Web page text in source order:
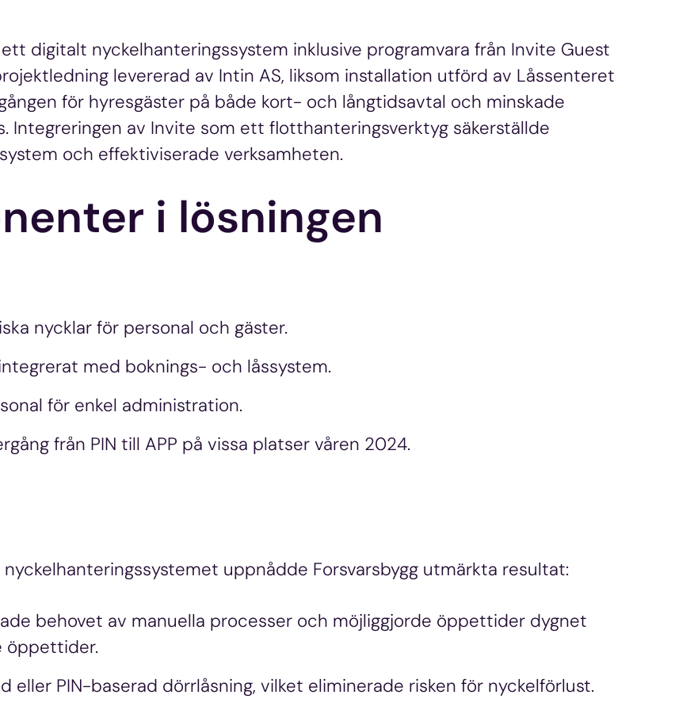
digitalt nyckelhanteringssystem inklusive programvara från Invite Guest
levererad av Intin AS, liksom installation utförd av Låssenteret
för hyresgäster på både kort- och långtidsavtal och minskade
Integreringen av Invite som ett flotthanteringsverktyg säkerställde
och effektiviserade verksamheten.
i lösningen
nycklar för personal och gäster.
med boknings- och låssystem.
för enkel administration.
från PIN till APP på vissa platser våren 2024.
uppnådde Forsvarsbygg utmärkta resultat:
behovet av manuella processer och möjliggjorde öppettider dygnet
öppettider.
PIN-baserad dörrlåsning, vilket eliminerade risken för nyckelförlust.